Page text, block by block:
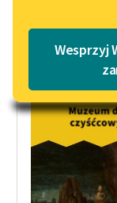
Lektury szkolne i
literatury do
uczennic i uczniów
szkolnych i
słuchania dla
Wesprzyj